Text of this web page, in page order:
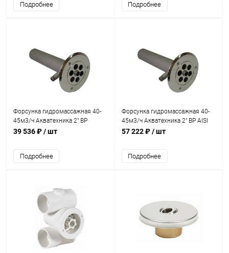
Подробнее Подробнее
Форсунка гидромассажная 40-
45м3/ч Акватехника 2" ВР
(универсал) (AT03.10)
39 536 ₽/ шт
Подробнее
Форсунка гидромассажная 40-
45м3/ч Акватехника 2" ВР AISI
316 (универсал) (AT03.10M)
57 222 ₽/ шт
Подробнее